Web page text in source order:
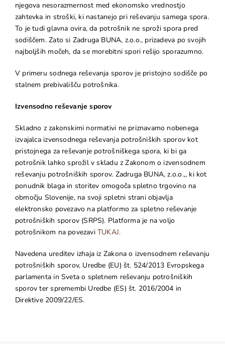
njegova nesorazmernost med ekonomsko vrednostjo
zahtevka in stroški, ki nastanejo pri reševanju samega spora.
To je tudi glavna ovira, da potrošnik ne sproži spora pred
sodiščem. Zato si Zadruga BUNA, z.o.o., prizadeva po svojih
najboljših močeh, da se morebitni spori rešijo sporazumno.
V primeru sodnega reševanja sporov je pristojno sodišče po
stalnem prebivališču potrošnika.
Izvensodno reševanje sporov
Skladno z zakonskimi normativi ne priznavamo nobenega
izvajalca izvensodnega reševanja potrošniških sporov kot
pristojnega za reševanje potrošniškega spora, ki bi ga
potrošnik lahko sprožil v skladu z Zakonom o izvensodnem
reševanju potrošniških sporov. Zadruga BUNA, z.o.o.,, ki kot
ponudnik blaga in storitev omogoča spletno trgovino na
območju Slovenije, na svoji spletni strani objavlja
elektronsko povezavo na platformo za spletno reševanje
potrošniških sporov (SRPS). Platforma je na voljo
potrošnikom na povezaviTUKAJ.
Navedena ureditev izhaja iz Zakona o izvensodnem reševanju
potrošniških sporov, Uredbe (EU) št. 524/2013 Evropskega
parlamenta in Sveta o spletnem reševanju potrošniških
sporov ter spremembi Uredbe (ES) št. 2016/2004 in
Direktive 2009/22/ES.